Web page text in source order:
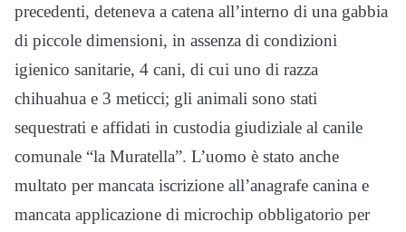
precedenti, deteneva a catena all’interno di una gabbia
di piccole dimensioni, in assenza di condizioni
igienico sanitarie, 4 cani, di cui uno di razza
chihuahua e 3 meticci; gli animali sono stati
sequestrati e affidati in custodia giudiziale al canile
comunale “la Muratella”. L’uomo è stato anche
multato per mancata iscrizione all’anagrafe canina e
mancata applicazione di microchip obbligatorio per